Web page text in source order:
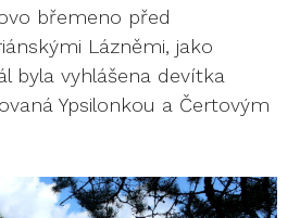
břemeno před
Lázněmi, jako
byla vyhlášena devítka
Ypsilonkou a Čertovým